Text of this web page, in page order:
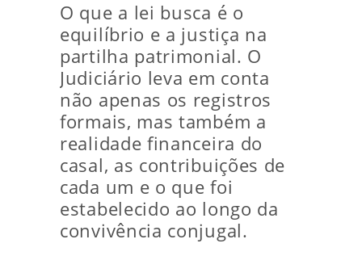
O que a lei busca é o
equilíbrio e a justiça na
partilha patrimonial. O
Judiciário leva em conta
não apenas os registros
formais, mas também a
realidade financeira do
casal, as contribuições de
cada um e o que foi
estabelecido ao longo da
convivência conjugal.